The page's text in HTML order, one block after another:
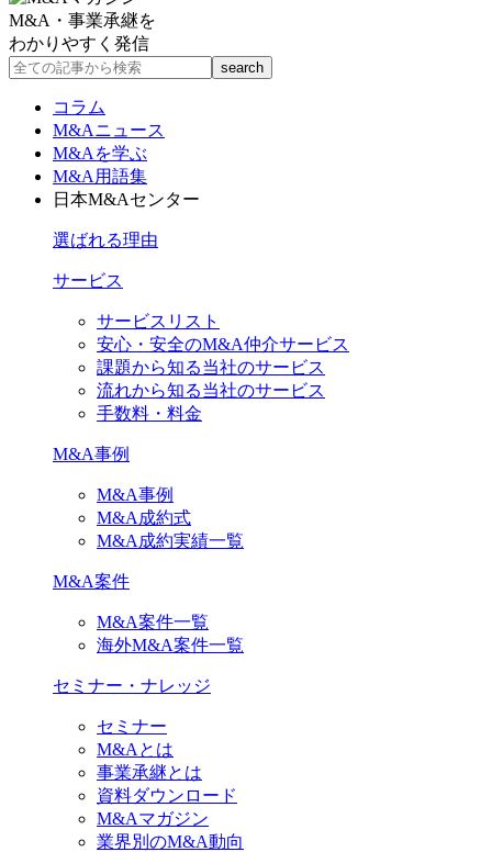
M&A・事業承継を
わかりやすく発信
コラム
M&Aニュース
M&Aを学ぶ
M&A用語集
日本M&Aセンター
選ばれる理由
サービス
サービスリスト
安心・安全のM&A仲介サービス
課題から知る当社のサービス
流れから知る当社のサービス
手数料・料金
M&A事例
M&A事例
M&A成約式
M&A成約実績一覧
M&A案件
M&A案件一覧
海外M&A案件一覧
セミナー・ナレッジ
セミナー
M&Aとは
事業承継とは
資料ダウンロード
M&Aマガジン
業界別のM&A動向